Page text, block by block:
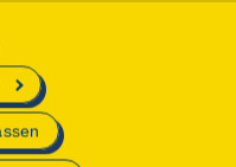
und für den Betrieb der
finden Sie in unserer
.